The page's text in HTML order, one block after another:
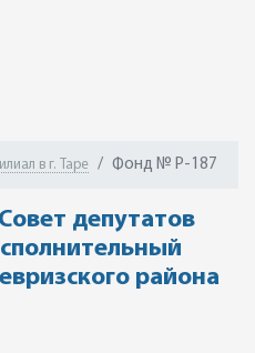
в г. Таре Фонд № Р-187
депутатов
района